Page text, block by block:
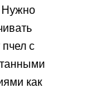
Нужно
пчел с
как